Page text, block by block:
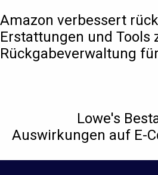
Lowe's
Auswirkungen auf E-
Amazon verbessert
Erstattungen und Tools
Rückgabeverwaltung